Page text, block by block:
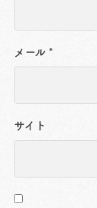
メール *
サイト